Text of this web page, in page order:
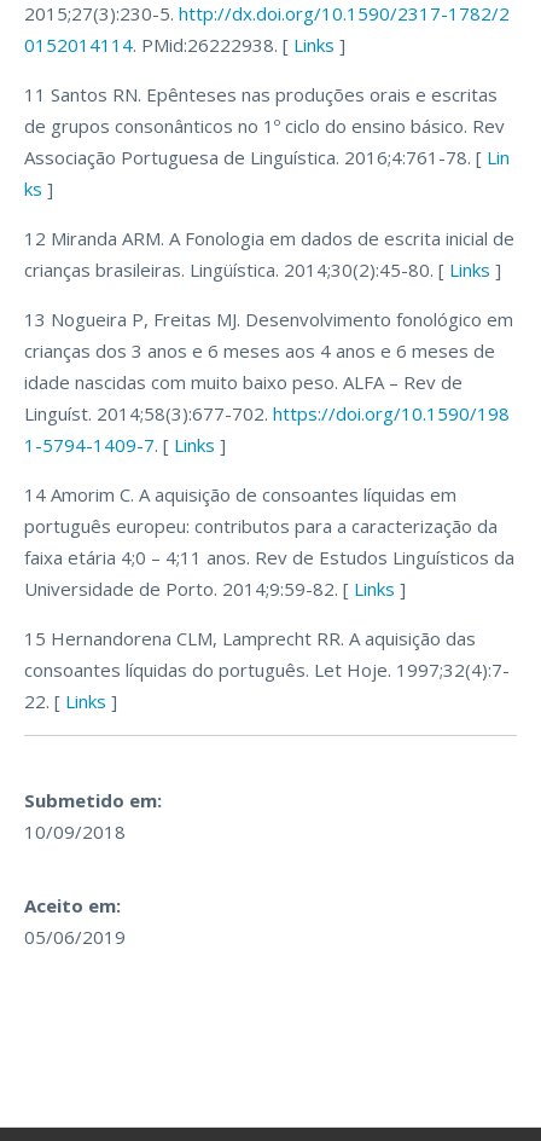
2015;27(3):230-5. http://dx.doi.org/10.1590/2317-1782/2
0152014114. PMid:26222938. [ Links ]
11 Santos RN. Epênteses nas produções orais e escritas
de grupos consonânticos no 1º ciclo do ensino básico. Rev
Associação Portuguesa de Linguística. 2016;4:761-78. [ Lin
ks ]
12 Miranda ARM. A Fonologia em dados de escrita inicial de
crianças brasileiras. Lingüística. 2014;30(2):45-80. [ Links ]
13 Nogueira P, Freitas MJ. Desenvolvimento fonológico em
crianças dos 3 anos e 6 meses aos 4 anos e 6 meses de
idade nascidas com muito baixo peso. ALFA – Rev de
Linguíst. 2014;58(3):677-702. https://doi.org/10.1590/198
1-5794-1409-7. [ Links ]
14 Amorim C. A aquisição de consoantes líquidas em
português europeu: contributos para a caracterização da
faixa etária 4;0 – 4;11 anos. Rev de Estudos Linguísticos da
Universidade de Porto. 2014;9:59-82. [ Links ]
15 Hernandorena CLM, Lamprecht RR. A aquisição das
consoantes líquidas do português. Let Hoje. 1997;32(4):7-
22. [ Links ]
Submetido em:
10/09/2018
Aceito em:
05/06/2019